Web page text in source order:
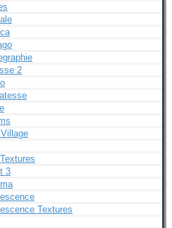
2
3
Textures